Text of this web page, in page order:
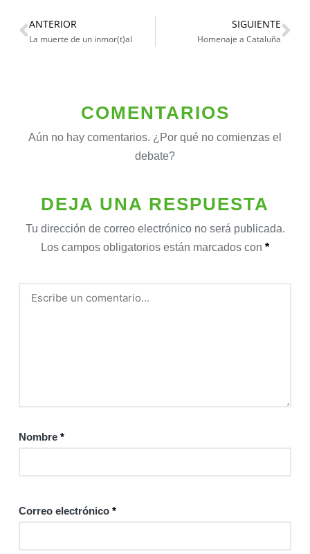
ANTERIOR
La muerte de un inmor(t)al
SIGUIENTE
Homenaje a Cataluña
COMENTARIOS
Aún no hay comentarios. ¿Por qué no comienzas el
debate?
DEJA UNA RESPUESTA
Tu dirección de correo electrónico no será publicada.
Los campos obligatorios están marcados con *
Nombre *
Correo electrónico *